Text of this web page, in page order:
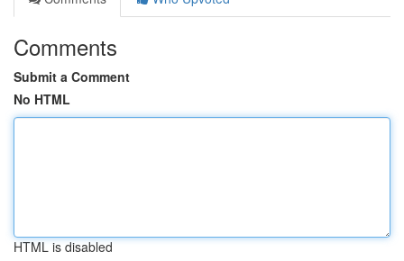
Comments
Submit a Comment
No HTML
HTML is disabled